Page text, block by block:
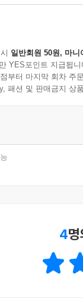
일반회원 50원, 마니
YES포인트 지급됩니
부터 마지막 회차 주
패션 및 판매금지 상
4